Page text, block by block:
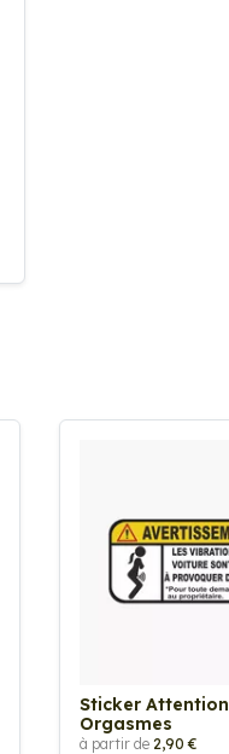
Sticker Attention
Orgasmes
à partir de 2,90 €